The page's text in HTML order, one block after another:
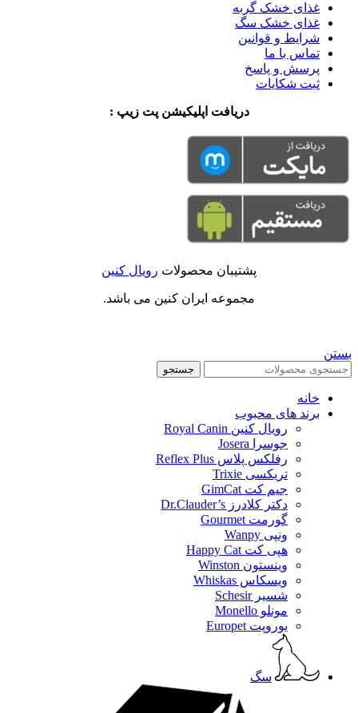
غذای خشک گربه
غذای خشک سگ
شرایط و قوانین
تماس با ما
پرسش و پاسخ
ثبت شکایات
دریافت اپلیکیشن پت زیپ :
پشتیبان محصولات رویال کنین
مجموعه ایران کنین می باشد.
بستن
جستجو
خانه
برند های محبوب
رویال کنین Royal Canin
جوسرا Josera
رفلکس پلاس Reflex Plus
تریکسی Trixie
جیم کت GimCat
دکتر کلادرز Dr.Clauder’s
گورمت Gourmet
ونپی Wanpy
هپی کت Happy Cat
وینستون Winston
ویسکاس Whiskas
شسیر Schesir
مونلو Monello
یوروپت Europet
سگ